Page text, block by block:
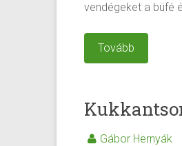
vendégeket a büfé
Tovább
Gábor Hernyák